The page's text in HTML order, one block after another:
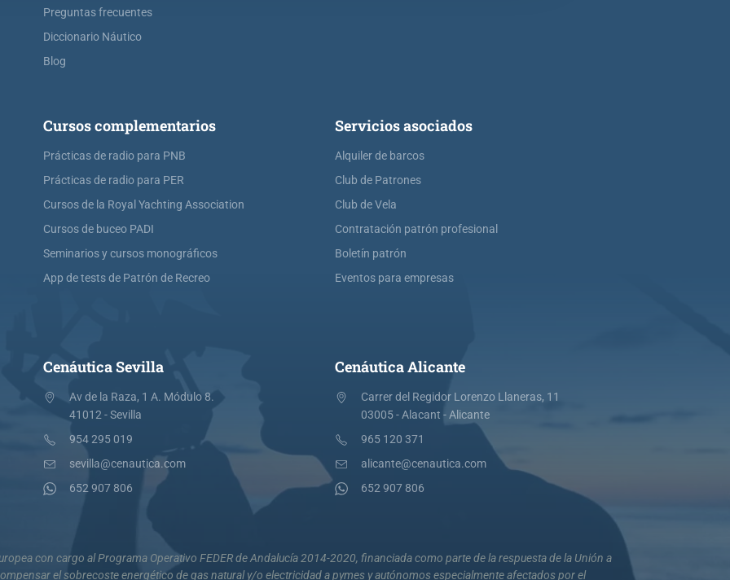
Preguntas frecuentes
Diccionario Náutico
Blog
Cursos complementarios
Prácticas de radio para PNB
Prácticas de radio para PER
Cursos de la Royal Yachting Association
Cursos de buceo PADI
Seminarios y cursos monográficos
App de tests de Patrón de Recreo
Servicios asociados
Alquiler de barcos
Club de Patrones
Club de Vela
Contratación patrón profesional
Boletín patrón
Eventos para empresas
Cenáutica Sevilla
Av de la Raza, 1 A. Módulo 8.
41012 - Sevilla
954 295 019
sevilla@cenautica.com
652 907 806
Cenáutica Alicante
Carrer del Regidor Lorenzo Llaneras, 11
03005 - Alacant - Alicante
965 120 371
alicante@cenautica.com
652 907 806
con cargo al Programa Operativo FEDER de Andalucía 2014-2020, financiada como parte de la respuesta de la Unión a
el sobrecoste energético de gas natural y/o electricidad a pymes y autónomos especialmente afectados por el